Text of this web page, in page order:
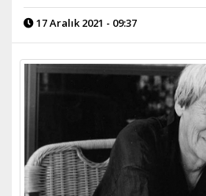
17 Aralık 2021 - 09:37